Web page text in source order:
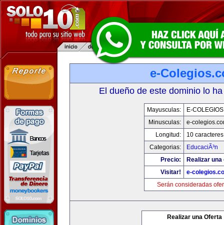
e-
El dueño de este dominio lo
Mayusculas:
E-
Minusculas:
e-
Longitud:
10 caracteres
Categorias:
EducaciÃ³n
Precio:
Realizar
Visitar!
e-
Serán consideradas
Realizar una Oferta